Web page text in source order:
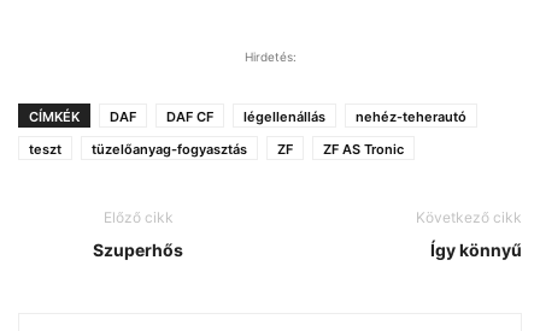
Hirdetés:
CÍMKÉK DAF DAF CF légellenállás
nehéz-teherautó
teszt
tüzelőanyag-fogyasztás ZF ZF AS Tronic
Előző cikk
Szuperhős
Következő cikk
Így könnyű